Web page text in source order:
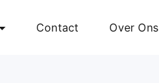
Contact Over Ons